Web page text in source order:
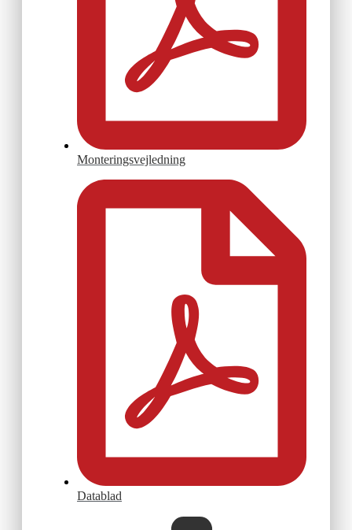
Monteringsvejledning
Datablad